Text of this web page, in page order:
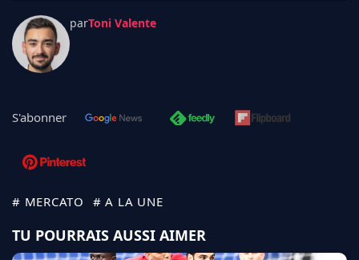
parToni Valente
S'abonner
# MERCATO # A LA UNE
TU POURRAIS AUSSI AIMER